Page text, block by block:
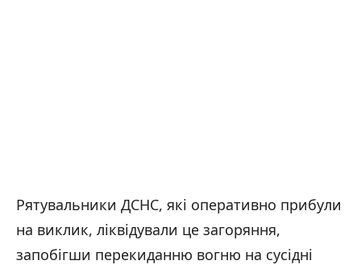
Рятувальники ДСНС, які оперативно прибули
на виклик, ліквідували це загоряння,
запобігши перекиданню вогню на сусідні